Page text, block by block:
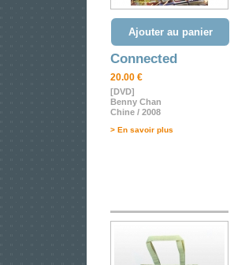
Ajouter au panier
Connected
20.00 €
[DVD]
Benny Chan
Chine / 2008
> En savoir plus